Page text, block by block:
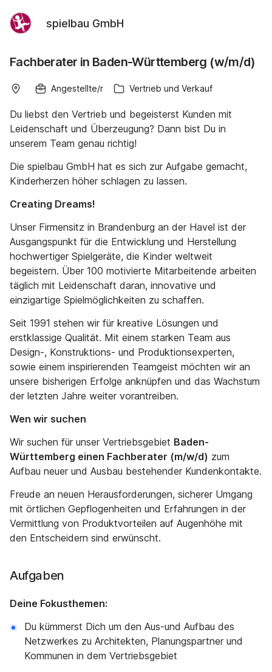
spielbau GmbH
Fachberater in Baden-Württemberg (w/m/d)
Angestellte/r Vertrieb und Verkauf
Du liebst den Vertrieb und begeisterst Kunden mit
Leidenschaft und Überzeugung? Dann bist Du in
unserem Team genau richtig!
Die spielbau GmbH hat es sich zur Aufgabe gemacht,
Kinderherzen höher schlagen zu lassen.
Creating Dreams!
Unser Firmensitz in Brandenburg an der Havel ist der
Ausgangspunkt für die Entwicklung und Herstellung
hochwertiger Spielgeräte, die Kinder weltweit
begeistern. Über 100 motivierte Mitarbeitende arbeiten
täglich mit Leidenschaft daran, innovative und
einzigartige Spielmöglichkeiten zu schaffen.
Seit 1991 stehen wir für kreative Lösungen und
erstklassige Qualität. Mit einem starken Team aus
Design-, Konstruktions- und Produktionsexperten,
sowie einem inspirierenden Teamgeist möchten wir an
unsere bisherigen Erfolge anknüpfen und das Wachstum
der letzten Jahre weiter vorantreiben.
Wen wir suchen
Wir suchen für unser Vertriebsgebiet Baden-
Württemberg einen Fachberater (m/w/d) zum
Aufbau neuer und Ausbau bestehender Kundenkontakte.
Freude an neuen Herausforderungen, sicherer Umgang
mit örtlichen Gepflogenheiten und Erfahrungen in der
Vermittlung von Produktvorteilen auf Augenhöhe mit
den Entscheidern sind erwünscht.
Aufgaben
Deine Fokusthemen:
Du kümmerst Dich um den Aus-und Aufbau des
Netzwerkes zu Architekten, Planungspartner und
Kommunen in dem Vertriebsgebiet